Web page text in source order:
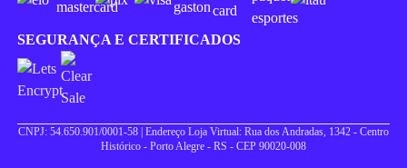
SEGURANÇA E CERTIFICADOS
CNPJ: 54.650.901/0001-58 | Endereço Loja Virtual: Rua dos Andradas, 1342 - Centro
Histórico - Porto Alegre - RS - CEP 90020-008